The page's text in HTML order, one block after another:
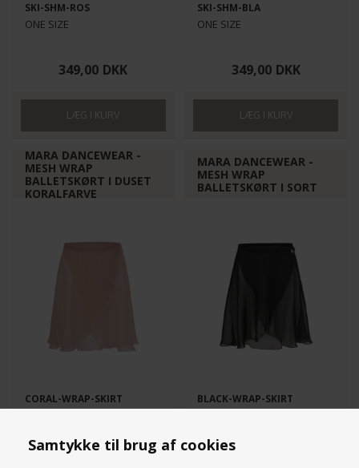
Samtykke til brug af cookies
SKI-SHM-ROS
ONE SIZE
349,00 DKK
SKI-SHM-BLA
ONE SIZE
349,00 DKK
MARA DANCEWEAR -
MESH WRAP
BALLETSKØRT I DUSET
KORALFARVE
CORAL-WRAP-SKIRT
MARA DANCEWEAR -
MESH WRAP
BALLETSKØRT I SORT
BLACK-WRAP-SKIRT